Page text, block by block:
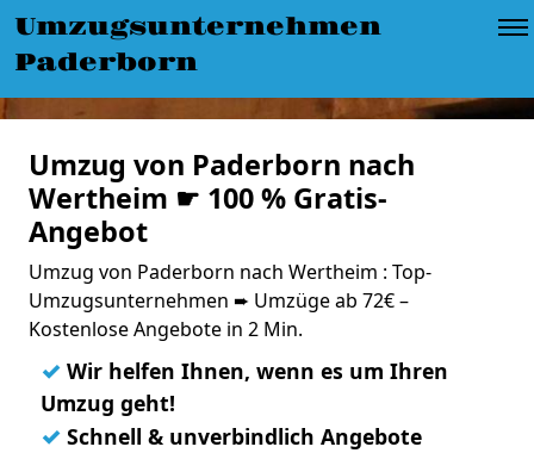
Umzugsunternehmen
Paderborn
Umzug von Paderborn nach
Wertheim ☛ 100 % Gratis-
Angebot
Umzug von Paderborn nach Wertheim : Top-
Umzugsunternehmen ➨ Umzüge ab 72€ –
Kostenlose Angebote in 2 Min.
✓ Wir helfen Ihnen, wenn es um Ihren
Umzug geht!
✓ Schnell & unverbindlich Angebote